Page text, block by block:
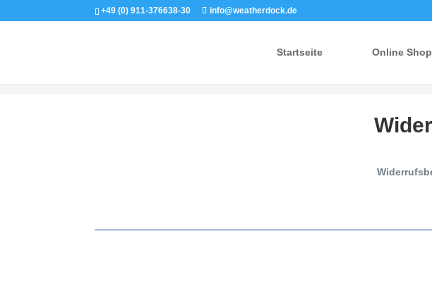
+49 (0) 911-376638-30 info@weatherdock.de
Startseite Online Shop